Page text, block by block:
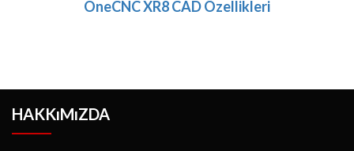
OneCNC XR8 CAD Özellikleri
HAKKıMıZDA